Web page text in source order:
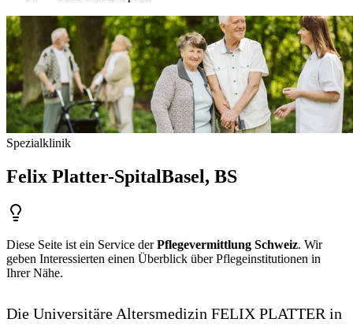
Spezialklinik
Felix Platter-SpitalBasel, BS
Diese Seite ist ein Service derPflegevermittlung Schweiz. Wir
geben Interessierten einen Überblick über Pflegeinstitutionen in
Ihrer Nähe.
Die Universitäre Altersmedizin FELIX PLATTER in